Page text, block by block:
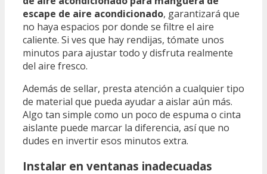
escape de aire acondicionado, garantizará que
no haya espacios por donde se filtre el aire
caliente. Si ves que hay rendijas, tómate unos
minutos para ajustar todo y disfruta realmente
del aire fresco.
Además de sellar, presta atención a cualquier tipo
de material que pueda ayudar a aislar aún más.
Algo tan simple como un poco de espuma o cinta
aislante puede marcar la diferencia, así que no
dudes en invertir esos minutos extra.
Instalar en ventanas inadecuadas